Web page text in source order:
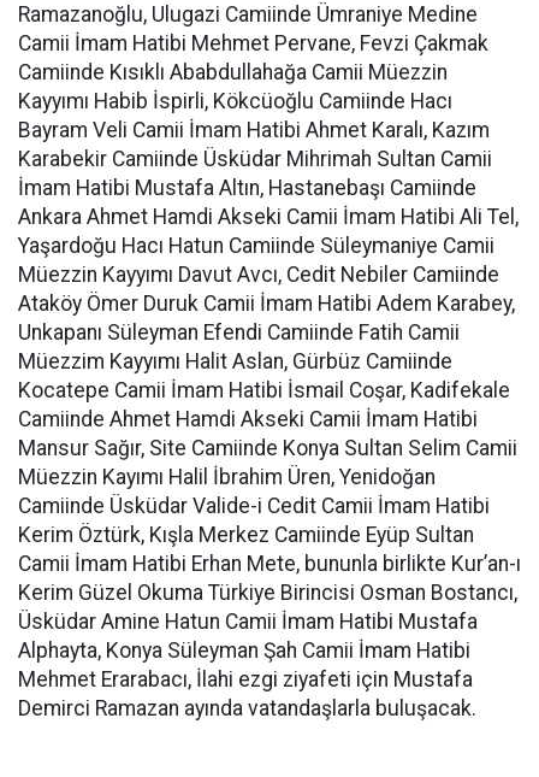
Ramazanoğlu, Ulugazi Camiinde Ümraniye Medine
Camii İmam Hatibi Mehmet Pervane, Fevzi Çakmak
Camiinde Kısıklı Ababdullahağa Camii Müezzin
Kayyımı Habib İspirli, Kökcüoğlu Camiinde Hacı
Bayram Veli Camii İmam Hatibi Ahmet Karalı, Kazım
Karabekir Camiinde Üsküdar Mihrimah Sultan Camii
İmam Hatibi Mustafa Altın, Hastanebaşı Camiinde
Ankara Ahmet Hamdi Akseki Camii İmam Hatibi Ali Tel,
Yaşardoğu Hacı Hatun Camiinde Süleymaniye Camii
Müezzin Kayyımı Davut Avcı, Cedit Nebiler Camiinde
Ataköy Ömer Duruk Camii İmam Hatibi Adem Karabey,
Unkapanı Süleyman Efendi Camiinde Fatih Camii
Müezzim Kayyımı Halit Aslan, Gürbüz Camiinde
Kocatepe Camii İmam Hatibi İsmail Coşar, Kadifekale
Camiinde Ahmet Hamdi Akseki Camii İmam Hatibi
Mansur Sağır, Site Camiinde Konya Sultan Selim Camii
Müezzin Kayımı Halil İbrahim Üren, Yenidoğan
Camiinde Üsküdar Valide-i Cedit Camii İmam Hatibi
Kerim Öztürk, Kışla Merkez Camiinde Eyüp Sultan
Camii İmam Hatibi Erhan Mete, bununla birlikte Kur’an-ı
Kerim Güzel Okuma Türkiye Birincisi Osman Bostancı,
Üsküdar Amine Hatun Camii İmam Hatibi Mustafa
Alphayta, Konya Süleyman Şah Camii İmam Hatibi
Mehmet Erarabacı, İlahi ezgi ziyafeti için Mustafa
Demirci Ramazan ayında vatandaşlarla buluşacak.